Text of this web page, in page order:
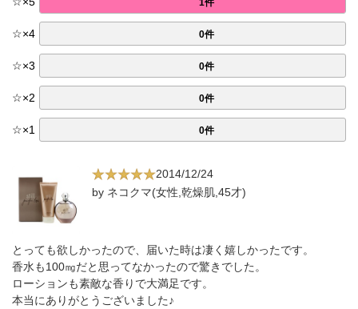
1件
☆×4 0件
☆×3 0件
☆×2 0件
☆×1 0件
2014/12/24
by ネコクマ(女性,乾燥肌,45才)
とっても欲しかったので、届いた時は凄く嬉しかったです。
香水も100㎎だと思ってなかったので驚きでした。
ローションも素敵な香りで大満足です。
本当にありがとうございました♪